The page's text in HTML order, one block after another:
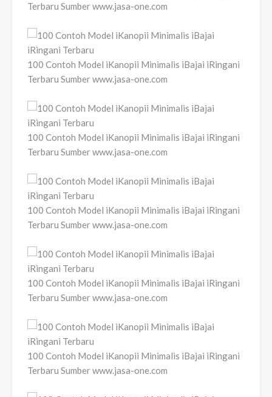
Terbaru Sumber www.jasa-one.com
100 Contoh Model iKanopii Minimalis iBajai iRingani
Terbaru Sumber www.jasa-one.com
100 Contoh Model iKanopii Minimalis iBajai iRingani
Terbaru Sumber www.jasa-one.com
100 Contoh Model iKanopii Minimalis iBajai iRingani
Terbaru Sumber www.jasa-one.com
100 Contoh Model iKanopii Minimalis iBajai iRingani
Terbaru Sumber www.jasa-one.com
100 Contoh Model iKanopii Minimalis iBajai iRingani
Terbaru Sumber www.jasa-one.com